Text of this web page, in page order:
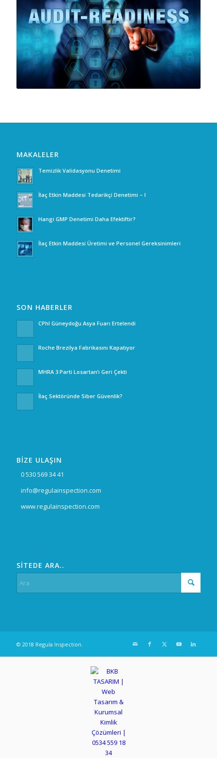
MAKALELER
Temizlik Validasyonu Denetimi
İlaç Etkin Maddesi Tedarikçi Denetimi – I
Hangi GMP Denetimi Daha Efektiftir?
İlaç Etkin Maddesi Üretimi ve Personel Gereksinimleri
SON HABERLER
CPhI Güneydoğu Asya Fuarı Ertelendi
Roche Brezilya Fabrikasını Kapatıyor
MHRA 3 Parti Losartan’ı Geri Çekti
İlaç Sektöründe Siber Güvenlik?
BİZE ULAŞIN
0 530 569 34 41
info@regulainspection.com
www.regulainspection.com
SİTEDE ARA..
© 2018 Regula Inspection.